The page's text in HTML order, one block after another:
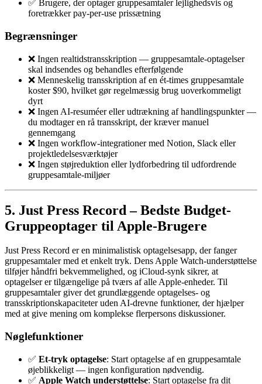
✅ Brugere, der optager gruppesamtaler lejlighedsvis og
foretrækker pay-per-use prissætning
Begrænsninger
❌ Ingen realtidstransskription — gruppesamtale-optagelser
skal indsendes og behandles efterfølgende
❌ Menneskelig transskription af en ét-times gruppesamtale
koster $90, hvilket gør regelmæssig brug uoverkommeligt
dyrt
❌ Ingen AI-resuméer eller udtrækning af handlingspunkter —
du modtager en rå transskript, der kræver manuel
gennemgang
❌ Ingen workflow-integrationer med Notion, Slack eller
projektledelsesværktøjer
❌ Ingen støjreduktion eller lydforbedring til udfordrende
gruppesamtale-miljøer
5. Just Press Record – Bedste Budget-
Gruppeoptager til Apple-Brugere
Just Press Record er en minimalistisk optagelsesapp, der fanger
gruppesamtaler med et enkelt tryk. Dens Apple Watch-understøttelse
tilføjer håndfri bekvemmelighed, og iCloud-synk sikrer, at
optagelser er tilgængelige på tværs af alle Apple-enheder. Til
gruppesamtaler giver det grundlæggende optagelses- og
transskriptionskapaciteter uden AI-drevne funktioner, der hjælper
med at give mening om komplekse flerpersons diskussioner.
Nøglefunktioner
✅ Et-tryk optagelse: Start optagelse af en gruppesamtale
øjeblikkeligt — ingen konfiguration nødvendig.
✅ Apple Watch understøttelse: Start optagelse fra dit